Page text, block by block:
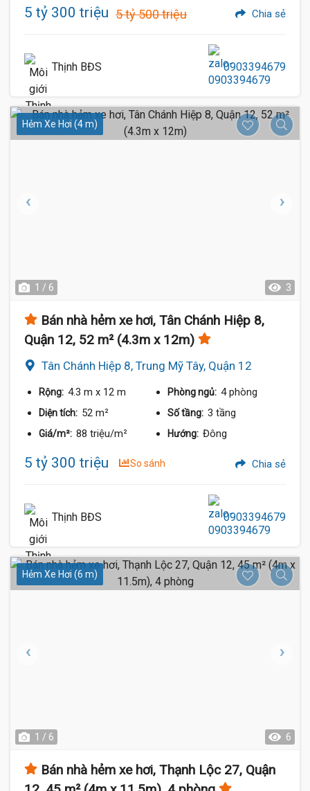
5 tỷ 300 triệu 5 tỷ 500 triệu Chia sẻ
Thịnh BĐS 0903394679
Hẻm Xe Hơi (4 m)
1 / 6 3
Bán nhà hẻm xe hơi, Tân Chánh Hiệp 8,
Quận 12, 52 m² (4.3m x 12m)
Tân Chánh Hiệp 8, Trung Mỹ Tây, Quận 12
Rộng: 4.3 m x 12 m Phòng ngủ: 4 phòng
Diện tích: 52 m² Số tầng: 3 tầng
Giá/m²: 88 triệu/m² Hướng: Đông
5 tỷ 300 triệu So sánh Chia sẻ
Thịnh BĐS 0903394679
Hẻm Xe Hơi (6 m)
1 / 6 6
Bán nhà hẻm xe hơi, Thạnh Lộc 27, Quận